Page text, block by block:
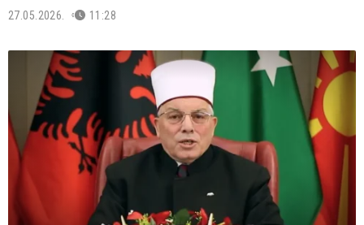
27.05.2026. 11:28